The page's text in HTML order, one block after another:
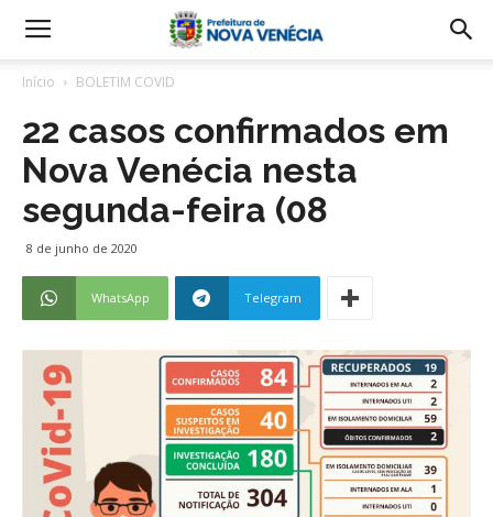
Início BOLETIM COVID
22 casos confirmados em
Nova Venécia nesta
segunda-feira (08
8 de junho de 2020
WhatsApp Telegram